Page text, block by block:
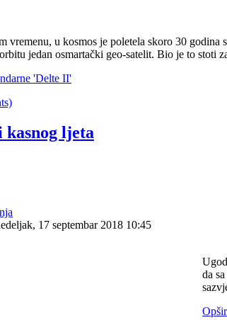
vremenu, u kosmos je poletela skoro 30
jedan osmartački geo-satelit. Bio je to stoti
'Delte II'
kasnog ljeta
17 septembar 2018 10:45
da